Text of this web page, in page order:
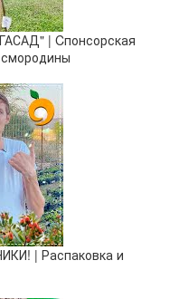
| Cпонсорская
| Распаковка и